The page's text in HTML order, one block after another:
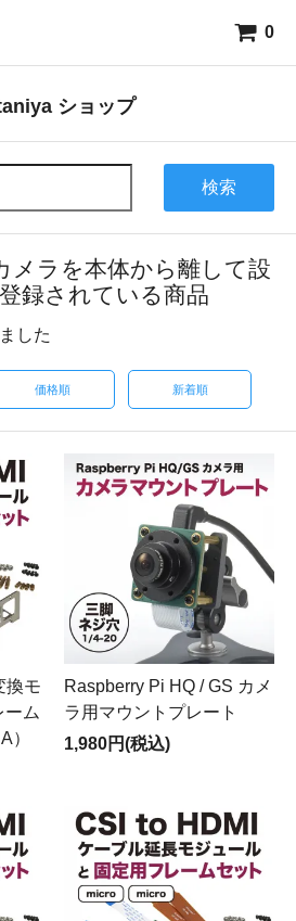
0
ショップ
検索
メラを本体から離して設
録されている商品
した
価格順 新着順
換モ
ーム
）
Raspberry Pi HQ / GS カメ
ラ用マウントプレート
1,980円(税込)